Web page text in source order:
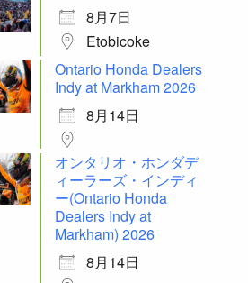
8月7日
Etobicoke
Ontario Honda Dealers
Indy at Markham 2026
8月14日
オンタリオ・ホンダデ
ィーラーズ・インディ
ー(Ontario Honda
Dealers Indy at
Markham) 2026
8月14日